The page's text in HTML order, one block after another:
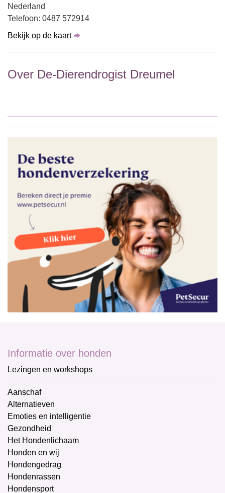
Nederland
Telefoon: 0487 572914
Bekijk op de kaart
Over De-Dierendrogist Dreumel
Informatie over honden
Lezingen en workshops
Aanschaf
Alternatieven
Emoties en intelligentie
Gezondheid
Het Hondenlichaam
Honden en wij
Hondengedrag
Hondenrassen
Hondensport